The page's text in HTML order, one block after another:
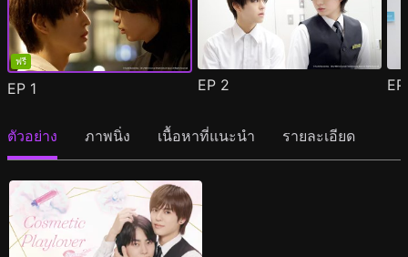
ฟรี
EP 1 EP 2
ตัวอย่าง ภาพนิ่ง เนื้อหาที่แนะนำ รายละเอียด